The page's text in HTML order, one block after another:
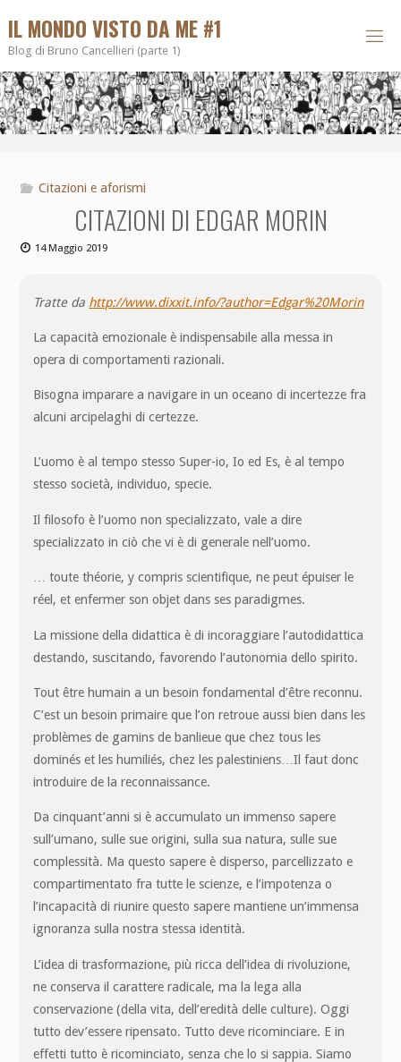
IL MONDO VISTO DA ME #1
Blog di Bruno Cancellieri (parte 1)
Citazioni e aforismi
CITAZIONI DI EDGAR MORIN
14 Maggio 2019
Tratte da http://www.dixxit.info/?author=Edgar%20Morin
La capacità emozionale è indispensabile alla messa in
opera di comportamenti razionali.
Bisogna imparare a navigare in un oceano di incertezze fra
alcuni arcipelaghi di certezze.
L’uomo è al tempo stesso Super-io, Io ed Es, è al tempo
stesso società, individuo, specie.
Il filosofo è l’uomo non specializzato, vale a dire
specializzato in ciò che vi è di generale nell’uomo.
… toute théorie, y compris scientifique, ne peut épuiser le
réel, et enfermer son objet dans ses paradigmes.
La missione della didattica è di incoraggiare l’autodidattica
destando, suscitando, favorendo l’autonomia dello spirito.
Tout être humain a un besoin fondamental d’être reconnu.
C’est un besoin primaire que l’on retroue aussi bien dans les
problèmes de gamins de banlieue que chez tous les
dominés et les humiliés, chez les palestiniens…Il faut donc
introduire de la reconnaissance.
Da cinquant’anni si è accumulato un immenso sapere
sull’umano, sulle sue origini, sulla sua natura, sulle sue
complessità. Ma questo sapere è disperso, parcellizzato e
compartimentato fra tutte le scienze, e l’impotenza o
l’incapacità di riunire questo sapere mantiene un’immensa
ignoranza sulla nostra stessa identità.
L’idea di trasformazione, più ricca dell’idea di rivoluzione,
ne conserva il carattere radicale, ma la lega alla
conservazione (della vita, dell’eredità delle culture). Oggi
tutto dev’essere ripensato. Tutto deve ricominciare. E in
effetti tutto è ricominciato, senza che lo si sappia. Siamo